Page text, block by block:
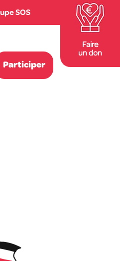
SOS
Faire
un don
Participer